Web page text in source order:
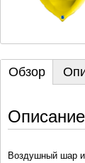
Обзор
Описание
Воздушный шар